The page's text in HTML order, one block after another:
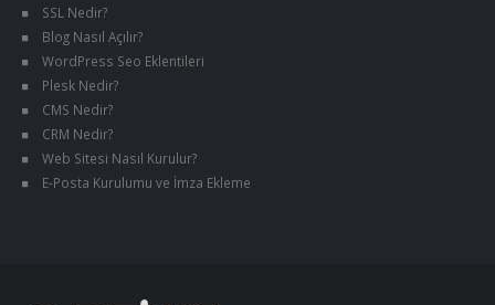
SSL Nedir?
Blog Nasıl Açılır?
WordPress Seo Eklentileri
Plesk Nedir?
CMS Nedir?
CRM Nedir?
Web Sitesi Nasıl Kurulur?
E-Posta Kurulumu ve İmza Ekleme